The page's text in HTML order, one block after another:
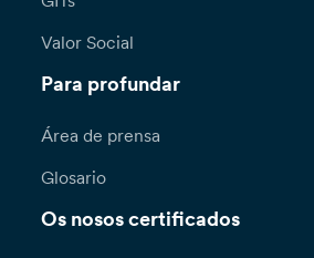
Valor Social
Para profundar
Área de prensa
Glosario
Os nosos certificados